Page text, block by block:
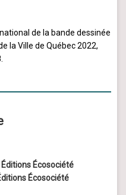
de la bande dessinée
la Ville de Québec 2022,
Éditions Écosociété
Écosociété